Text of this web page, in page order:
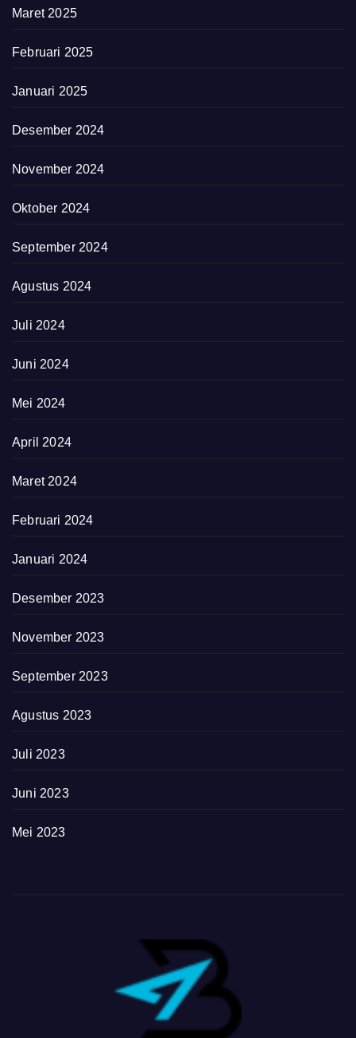
Maret 2025
Februari 2025
Januari 2025
Desember 2024
November 2024
Oktober 2024
September 2024
Agustus 2024
Juli 2024
Juni 2024
Mei 2024
April 2024
Maret 2024
Februari 2024
Januari 2024
Desember 2023
November 2023
September 2023
Agustus 2023
Juli 2023
Juni 2023
Mei 2023